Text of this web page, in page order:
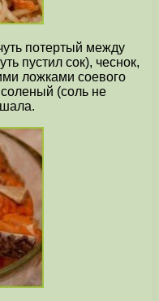
потертый между
пустил сок), чеснок,
ложками соевого
(соль не